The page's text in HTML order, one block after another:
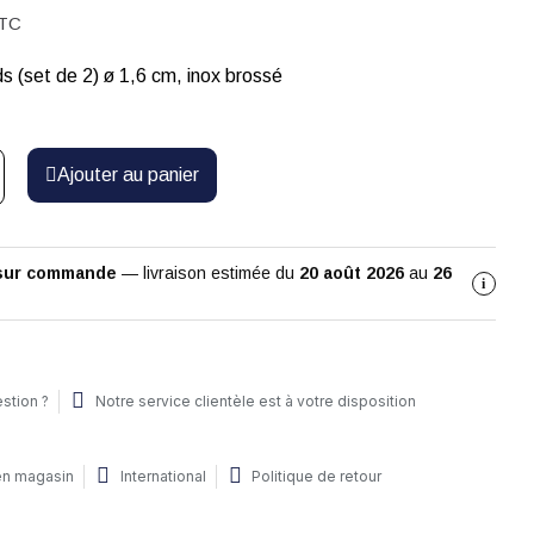
(set de 2) ø 1,6 cm, inox brossé
Ajouter au panier
commande — livraison estimée du 20 août 2026 au 26
i
? Notre service clientèle est à votre disposition
magasin International Politique de retour